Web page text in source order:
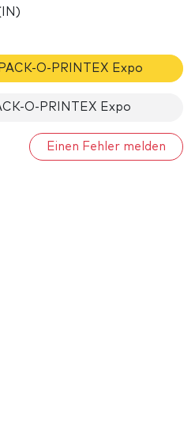
O-PRINTEX Expo
O-PRINTEX Expo
Einen Fehler melden